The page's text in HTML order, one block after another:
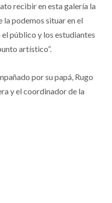
recibir en esta galería la
podemos situar en el
público y los estudiantes
artístico”.
por su papá, Rugo
y el coordinador de la